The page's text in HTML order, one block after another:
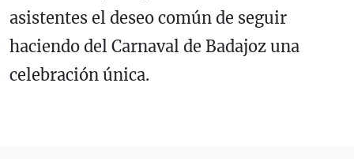
asistentes el deseo común de seguir
haciendo del Carnaval de Badajoz una
celebración única.